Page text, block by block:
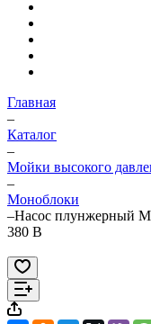
Главная
–
Каталог
–
Мойки высокого
–
Моноблоки
–Насос плунжерный
380 В